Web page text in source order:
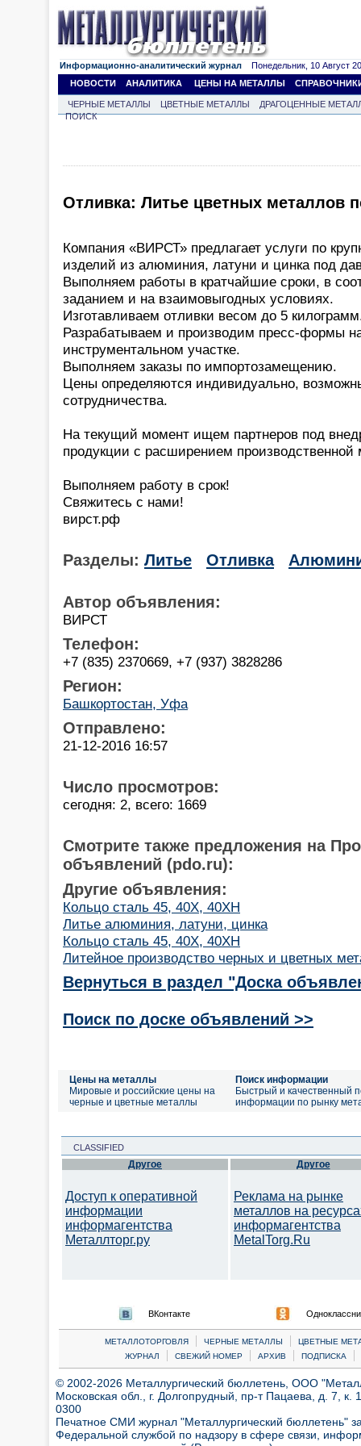
Информационно-аналитический журнал Понедельник, 10 Август
НОВОСТИ
АНАЛИТИКА ЦЕНЫ НА МЕТАЛЛЫ
ЧЕРНЫЕ МЕТАЛЛЫ ЦВЕТНЫЕ МЕТАЛЛЫ
ДРАГОЦЕННЫЕ
ПОИСК
Отливка: Литье цветных металлов
Компания «ВИРСТ» предлагает услуги по
изделий из алюминия, латуни и цинка под
Выполняем работы в кратчайшие сроки, в
заданием и на взаимовыгодных условиях.
Изготавливаем отливки весом до 5
Разрабатываем и производим пресс-формы
инструментальном участке.
Выполняем заказы по импортозамещению.
Цены определяются индивидуально,
сотрудничества.
На текущий момент ищем партнеров под
продукции с расширением
Выполняем работу в срок!
Свяжитесь с нами!
вирст.рф
Разделы: Литье Отливка
Автор объявления:
ВИРСТ
Телефон:
+7 (835) 2370669, +7 (937) 3828286
Регион:
Башкортостан, Уфа
Отправлено:
21-12-2016 16:57
Число просмотров:
сегодня: 2, всего: 1669
Смотрите также предложения на
объявлений (pdo.ru):
Другие объявления:
Кольцо сталь 45, 40Х, 40ХН
Литье алюминия, латуни, цинка
Кольцо сталь 45, 40Х, 40ХН
Литейное производство черных и цветных
Вернуться в раздел "Доска
Поиск по доске объявлений >>
Цены на металлы
Мировые и российские цены на
черные и цветные металлы
Поиск информации
Быстрый и качественный
информации по рынку
CLASSIFIED
Другое
Доступ к оперативной
информации
информагентства
Металлторг.ру
Другое
Реклама на рынке
металлов на
информагентства
MetalTorg.Ru
ВКонтакте
МЕТАЛЛОТОРГОВЛЯ | ЧЕРНЫЕ МЕТАЛЛЫ |
ЦВЕТНЫЕ
ЖУРНАЛ
| СВЕЖИЙ НОМЕР | АРХИВ | ПОДПИСКА |
© 2002-2026 Металлургический бюллетень, ООО
Московская обл., г. Долгопрудный, пр-т Пацаева, д. 7,
0300
Печатное СМИ журнал "Металлургический бюллетень"
Федеральной службой по надзору в сфере связи,